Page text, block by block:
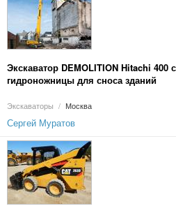
Экскаватор DEMOLITION Hitachi 400
гидроножницы для сноса зданий
Экскаваторы / Москва
Сергей Муратов